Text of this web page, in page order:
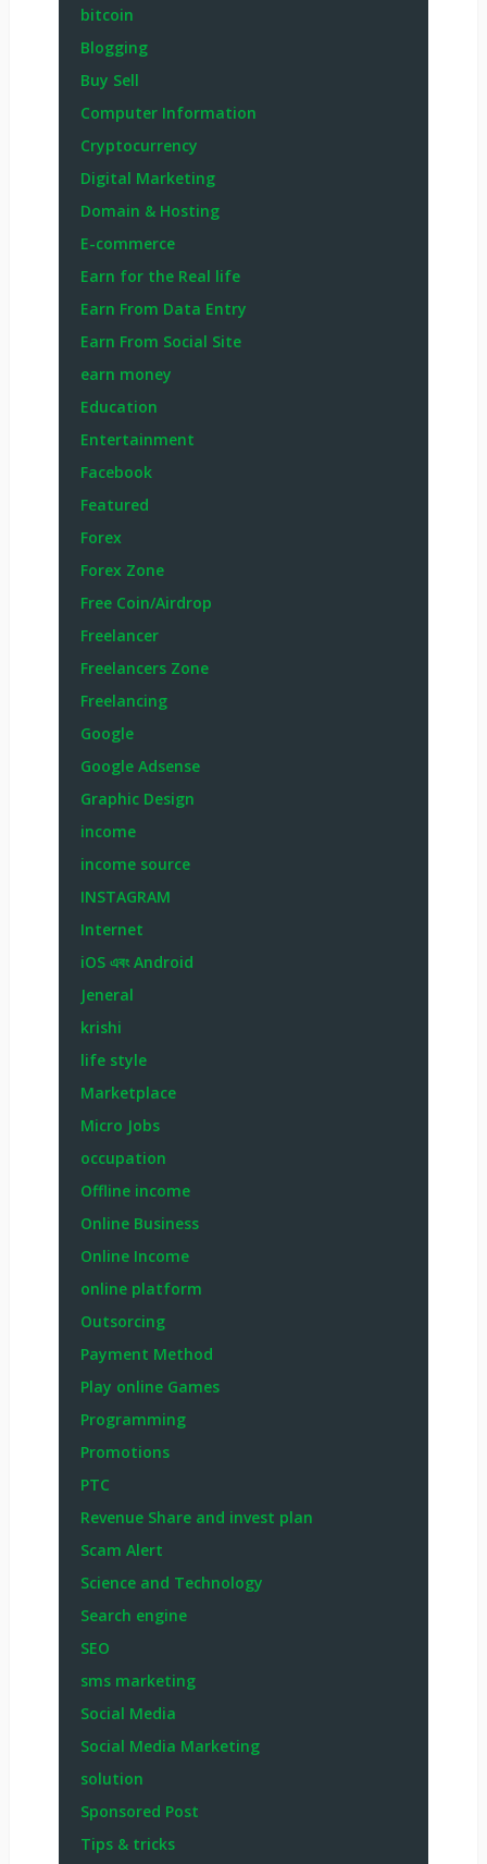
bitcoin
Blogging
Buy Sell
Computer Information
Cryptocurrency
Digital Marketing
Domain & Hosting
E-commerce
Earn for the Real life
Earn From Data Entry
Earn From Social Site
earn money
Education
Entertainment
Facebook
Featured
Forex
Forex Zone
Free Coin/Airdrop
Freelancer
Freelancers Zone
Freelancing
Google
Google Adsense
Graphic Design
income
income source
INSTAGRAM
Internet
iOS এবং Android
Jeneral
krishi
life style
Marketplace
Micro Jobs
occupation
Offline income
Online Business
Online Income
online platform
Outsorcing
Payment Method
Play online Games
Programming
Promotions
PTC
Revenue Share and invest plan
Scam Alert
Science and Technology
Search engine
SEO
sms marketing
Social Media
Social Media Marketing
solution
Sponsored Post
Tips & tricks